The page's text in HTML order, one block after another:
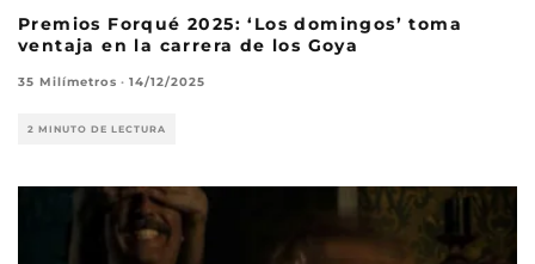
Premios Forqué 2025: ‘Los domingos’ toma
ventaja en la carrera de los Goya
35 Milímetros · 14/12/2025
2 MINUTO DE LECTURA